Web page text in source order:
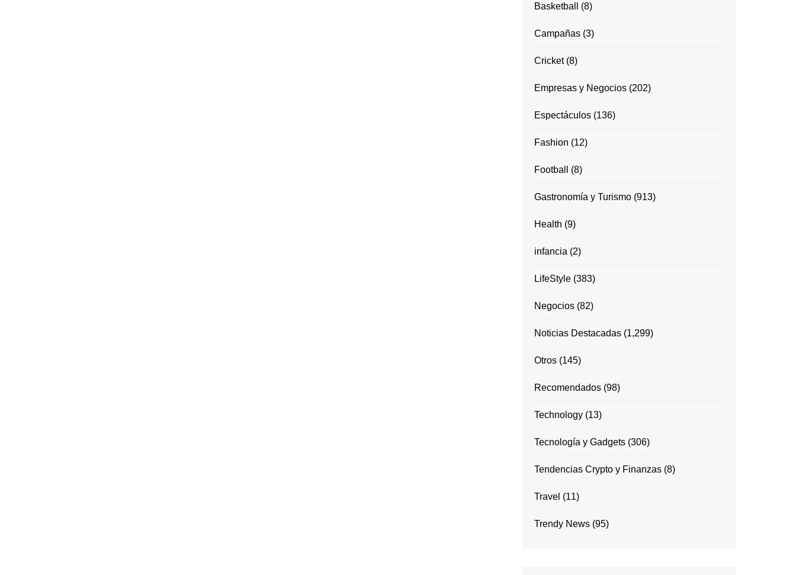
Basketball (8)
Campañas (3)
Cricket(8)
Empresas y Negocios (202)
Espectáculos (136)
Fashion (12)
Football (8)
Gastronomía y Turismo (913)
Health (9)
infancia (2)
LifeStyle (383)
Negocios (82)
Noticias Destacadas (1,299)
Otros (145)
Recomendados (98)
Technology (13)
Tecnología y Gadgets (306)
Tendencias Crypto y Finanzas (8)
Travel (11)
Trendy News (95)